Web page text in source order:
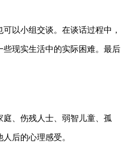
以小组交谈。在谈话过程中，
现实生活中的实际困难。最后
、伤残人士、弱智儿童、孤
后的心理感受。